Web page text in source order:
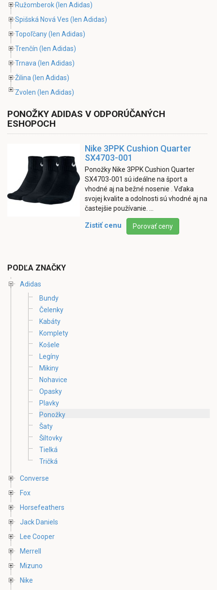
Ružomberok(len Adidas)
Spišská Nová Ves (len Adidas)
Topoľčany(len Adidas)
Trenčín (len Adidas)
Trnava (len Adidas)
Žilina (len Adidas)
Zvolen (len Adidas)
PONOŽKY ADIDAS V ODPORÚČANÝCH
ESHOPOCH
Nike 3PPK Cushion Quarter
SX4703-001
Ponožky Nike 3PPK Cushion Quarter
SX4703-001 sú ideálne na šport a
vhodné aj na bežné nosenie . Vďaka
svojej kvalite a odolnosti sú vhodné aj na
častejšie používanie. ...
Zistiť cenu Porovať ceny
PODĽA ZNAČKY
Adidas
Bundy
Čelenky
Kabáty
Komplety
Košele
Legíny
Mikiny
Nohavice
Opasky
Plavky
Ponožky
Šaty
Šiltovky
Tielká
Tričká
Converse
Fox
Horsefeathers
Jack Daniels
Lee Cooper
Merrell
Mizuno
Nike